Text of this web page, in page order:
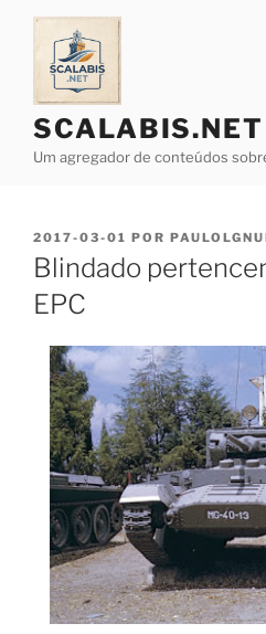
Saltar
conteúdo
SCALABIS.NET
Um agregador de conteúdos
PUBLICADO
EM
2017-03-01 POR
Blindado
EPC